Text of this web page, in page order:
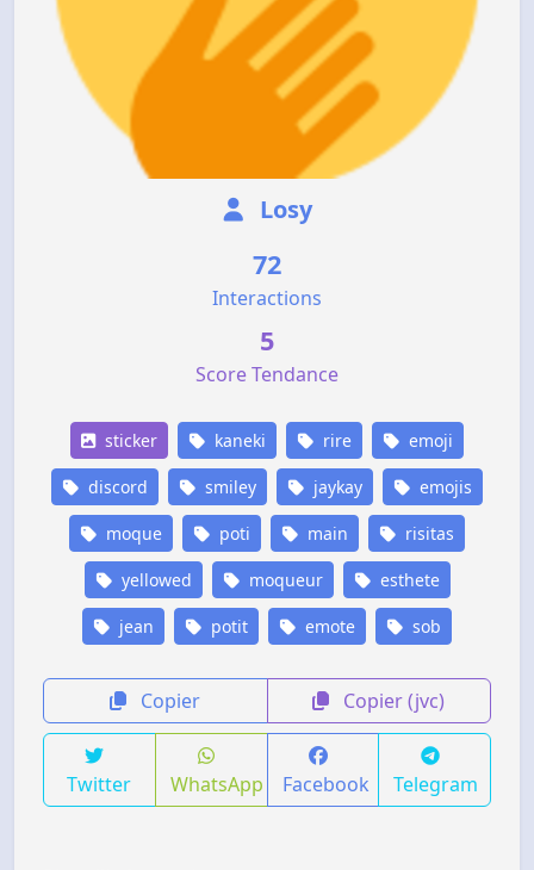
Losy
72
Interactions
5
Score Tendance
sticker kaneki rire emoji
discord smiley jaykay emojis
moque poti main risitas
yellowed moqueur esthete
jean potit emote sob
Copier Copier (jvc)
Twitter WhatsApp Facebook Telegram